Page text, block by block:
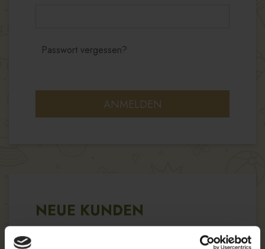
ANMELDEN
Passwort vergessen?
NEUE KUNDEN
Wenn Sie in unserem Shop ein Benutzerkonto